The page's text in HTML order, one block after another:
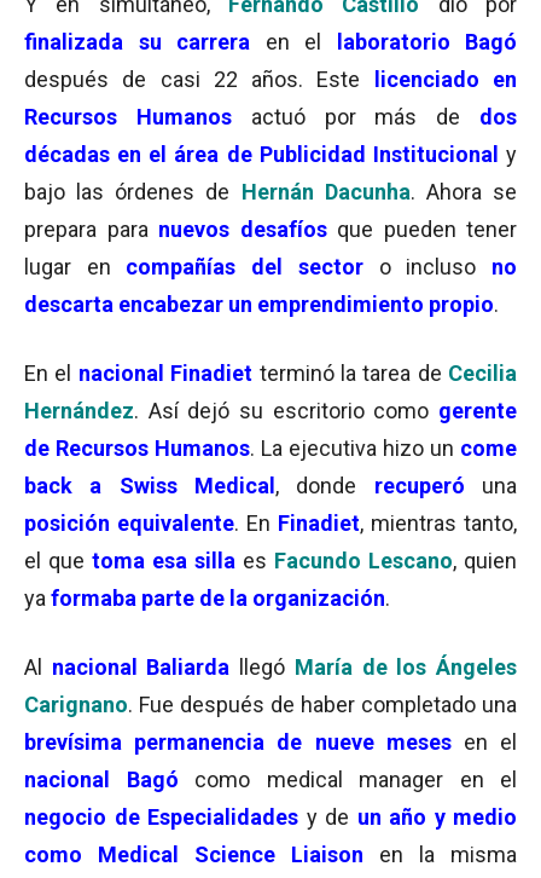
finalizada su carrera en el
laboratorio Bagó
después de casi 22 años. Este
licenciado en
Recursos Humanosactuó por más de dos
décadas en el área de Publicidad Institucional y
bajo las órdenes de Hernán Dacunha. Ahora se
prepara para nuevos desafíosque pueden tener
lugar en compañías del sectoro incluso no
descarta encabezar un emprendimiento propio.
En el nacional Finadiet terminó la tarea de Cecilia
Hernández. Así dejó su escritorio como gerente
de Recursos Humanos. La ejecutiva hizo un come
back a Swiss Medical , donde recuperó una
posición equivalente. En Finadiet, mientras tanto,
el que toma esa silla es Facundo Lescano, quien
ya formaba parte de la organización.
Al nacional Baliarda llegó María de los Ángeles
Carignano. Fue después de haber completado una
brevísima permanencia de nueve mesesen el
nacional Bagó como medical manager en el
negocio de Especialidades y de un año y medio
como Medical Science Liaison en la misma